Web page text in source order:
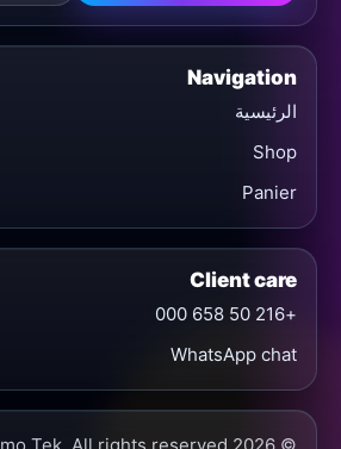
Navigation
الرئيسية
Shop
Panier
Client care
+216 50 658 000
WhatsApp chat
© 2026 Promo Tek. All rights reserved.